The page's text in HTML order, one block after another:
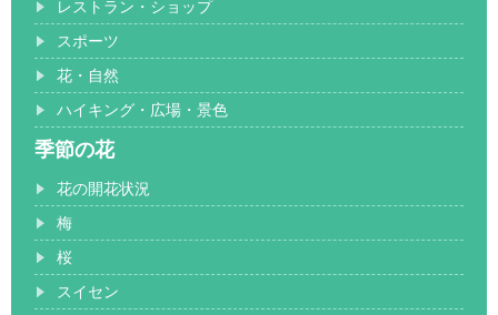
レストラン・ショップ
スポーツ
花・自然
ハイキング・広場・景色
季節の花
花の開花状況
梅
桜
スイセン